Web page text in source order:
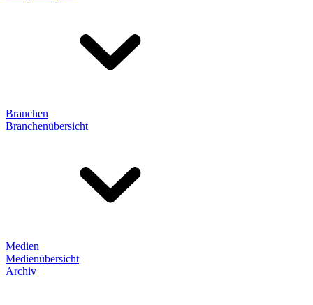
Branchen
Branchenübersicht
Medien
Medienübersicht
Archiv